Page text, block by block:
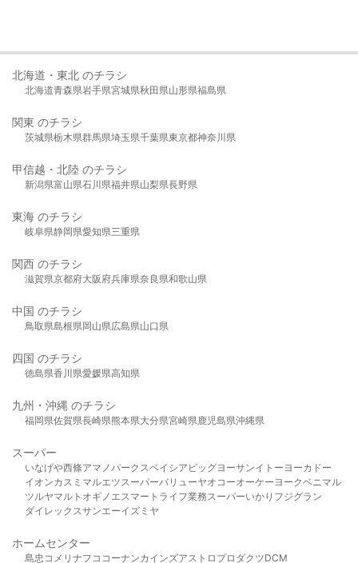
北海道・東北 のチラシ
北海道青森県岩手県宮城県秋田県山形県福島県
関東 のチラシ
茨城県栃木県群馬県埼玉県千葉県東京都神奈川県
甲信越・北陸 のチラシ
新潟県富山県石川県福井県山梨県長野県
東海 のチラシ
岐阜県静岡県愛知県三重県
関西 のチラシ
滋賀県京都府大阪府兵庫県奈良県和歌山県
中国 のチラシ
鳥取県島根県岡山県広島県山口県
四国 のチラシ
徳島県香川県愛媛県高知県
九州・沖縄 のチラシ
福岡県佐賀県長崎県熊本県大分県宮崎県鹿児島県沖縄県
スーパー
いなげや西條アマノパークスベイシア ビッグヨーサンイトーヨーカドー
イオンカスミ マルエツスーパーバリューヤオコーオーケー ヨークベニマル
ツルヤマルト オギノ エスマート ライフ業務スーパーいかり フジグラン
ダイレックスサンエーイズミヤ
ホームセンター
島忠 コメリ ナフコ コーナンカインズアストロプロダクツDCM